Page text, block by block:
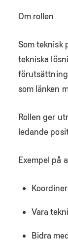
Om rollen
Som teknisk
tekniska
som länken
Rollen ger
ledande
Exempel på
Vara
Bidra